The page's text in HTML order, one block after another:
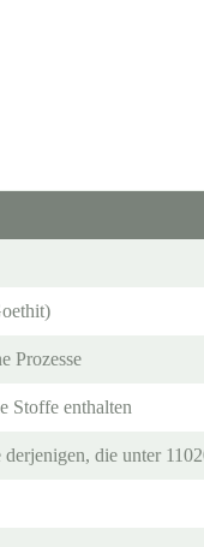
Prozesse
Stoffe enthalten
die unter